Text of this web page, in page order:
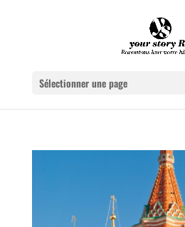
Sélectionner une page